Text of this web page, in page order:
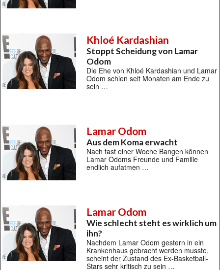
Khloé Kardashian
Stoppt Scheidung von Lamar
Odom
Die Ehe von Khloé Kardashian und Lamar
Odom schien seit Monaten am Ende zu
sein …
Lamar Odom
Aus dem Koma erwacht
Nach fast einer Woche Bangen können
Lamar Odoms Freunde und Familie
endlich aufatmen …
Lamar Odom
Wie schlecht steht es wirklich um
ihn?
Nachdem Lamar Odom gestern in ein
Krankenhaus gebracht werden musste,
scheint der Zustand des Ex-Basketball-
Stars sehr kritisch zu sein …